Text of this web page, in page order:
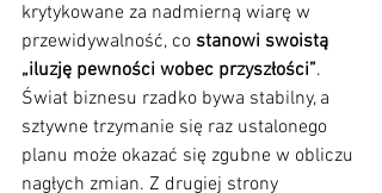
krytykowane za nadmierną wiarę w
przewidywalność, co stanowi swoistą
„iluzję pewności wobec przyszłości”.
Świat biznesu rzadko bywa stabilny, a
sztywne trzymanie się raz ustalonego
planu może okazać się zgubne w obliczu
nagłych zmian. Z drugiej strony